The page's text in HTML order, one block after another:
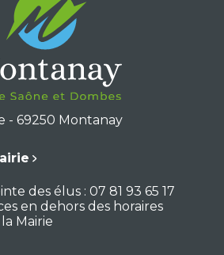
- 69250 Montanay
des élus : 07 81 93 65 17
en dehors des horaires
Mairie